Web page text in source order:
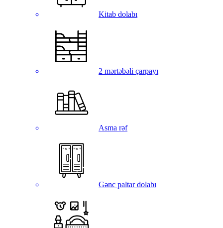
Kitab dolabı
2 mərtəbəli çarpayı
Asma rəf
Gənc paltar dolabı